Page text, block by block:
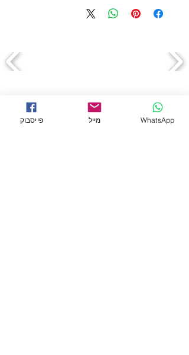
← לכל המוצרים
פייסבוק מייל WhatsApp